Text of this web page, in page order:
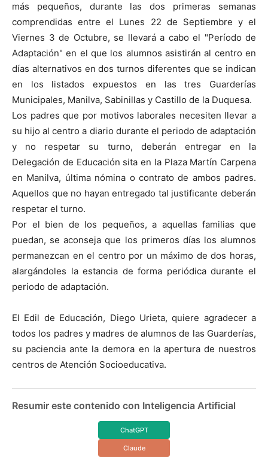
más pequeños, durante las dos primeras semanas
comprendidas entre el Lunes 22 de Septiembre y el
Viernes 3 de Octubre, se llevará a cabo el "Período de
Adaptación" en el que los alumnos asistirán al centro en
días alternativos en dos turnos diferentes que se indican
en los listados expuestos en las tres Guarderías
Municipales, Manilva, Sabinillas y Castillo de la Duquesa.
Los padres que por motivos laborales necesiten llevar a
su hijo al centro a diario durante el periodo de adaptación
y no respetar su turno, deberán entregar en la
Delegación de Educación sita en la Plaza Martín Carpena
en Manilva, última nómina o contrato de ambos padres.
Aquellos que no hayan entregado tal justificante deberán
respetar el turno.
Por el bien de los pequeños, a aquellas familias que
puedan, se aconseja que los primeros días los alumnos
permanezcan en el centro por un máximo de dos horas,
alargándoles la estancia de forma periódica durante el
periodo de adaptación.
El Edil de Educación, Diego Urieta, quiere agradecer a
todos los padres y madres de alumnos de las Guarderías,
su paciencia ante la demora en la apertura de nuestros
centros de Atención Socioeducativa.
Resumir este contenido con Inteligencia Artificial
ChatGPT
Claude